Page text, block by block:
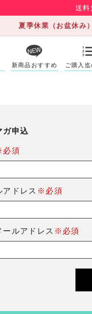
送料
夏季休業（お盆休み
新商品おすすめ ご購入
ガ申込
須
アドレス ※必須
ールアドレス ※必須